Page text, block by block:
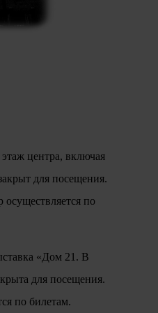
центра, включая
для посещения.
осуществляется по
«Дом 21. В
для посещения.
по билетам.